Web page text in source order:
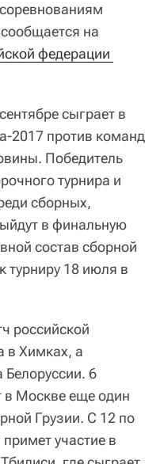
на
федерации
сыграет в
2017 против команд
Победитель
турнира и
сборных,
в финальную
состав сборной
турниру 18 июля в
российской
в Химках, а
6
в Москве еще один
Грузии. С 12 по
участие в